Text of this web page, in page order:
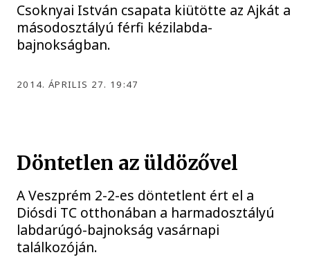
Csoknyai István csapata kiütötte az Ajkát a
másodosztályú férfi kézilabda-
bajnokságban.
2014. ÁPRILIS 27. 19:47
Döntetlen az üldözővel
A Veszprém 2-2-es döntetlent ért el a
Diósdi TC otthonában a harmadosztályú
labdarúgó-bajnokság vasárnapi
találkozóján.